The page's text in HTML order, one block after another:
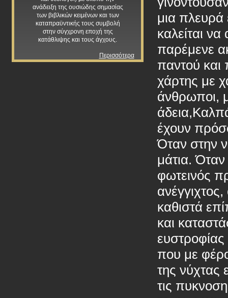
ανάδειξη της ουσιώδης σημασίας
των βιβλικών κειμένων και των
καταπραϋντικής τους συμβολή
στην σύγχρονη εποχή της
κατάθλιψης και τους άγχους.
Περισσότερα
μια πλευρά
καλείται
παρέμενε
παντού και
χάρτης με
άνθρωποι,
έχουν
Όταν στην
μάτια.
φωτεινός
καθιστά
και
που με
της
τις